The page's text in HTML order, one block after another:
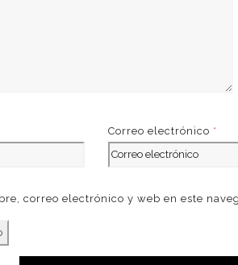
Correo electrónico *
correo electrónico y web en este